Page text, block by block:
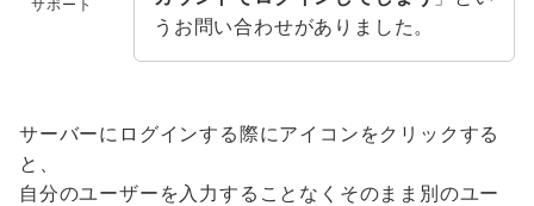
サポート
うお問い合わせがありました。
サーバーにログインする際にアイコンをクリックする
と、
自分のユーザーを入力することなくそのまま別のユー